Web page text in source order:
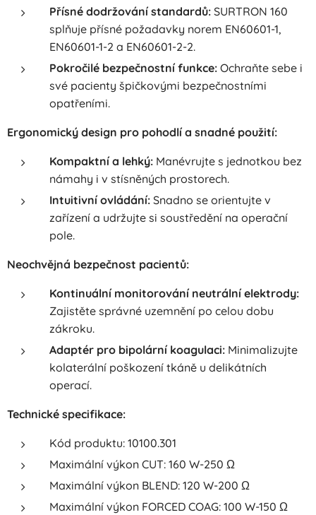
Přísné dodržování standardů: SURTRON 160
splňuje přísné požadavky norem EN60601-1,
EN60601-1-2 a EN60601-2-2.
Pokročilé bezpečnostní funkce: Ochraňte sebe i
své pacienty špičkovými bezpečnostními
opatřeními.
Ergonomický design pro pohodlí a snadné použití:
Kompaktní a lehký: Manévrujte s jednotkou bez
námahy i v stísněných prostorech.
Intuitivní ovládání: Snadno se orientujte v
zařízení a udržujte si soustředění na operační
pole.
Neochvějná bezpečnost pacientů:
Kontinuální monitorování neutrální elektrody:
Zajistěte správné uzemnění po celou dobu
zákroku.
Adaptér pro bipolární koagulaci: Minimalizujte
kolaterální poškození tkáně u delikátních
operací.
Technické specifikace:
Kód produktu: 10100.301
Maximální výkon CUT: 160 W-250 Ω
Maximální výkon BLEND: 120 W-200 Ω
Maximální výkon FORCED COAG: 100 W-150 Ω